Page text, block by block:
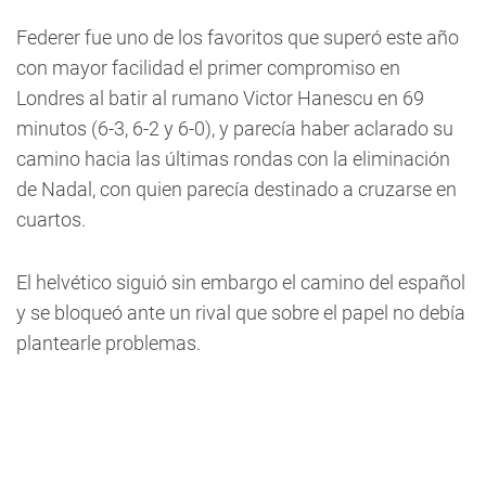
Federer fue uno de los favoritos que superó este año
con mayor facilidad el primer compromiso en
Londres al batir al rumano Victor Hanescu en 69
minutos (6-3, 6-2 y 6-0), y parecía haber aclarado su
camino hacia las últimas rondas con la eliminación
de Nadal, con quien parecía destinado a cruzarse en
cuartos.
El helvético siguió sin embargo el camino del español
y se bloqueó ante un rival que sobre el papel no debía
plantearle problemas.